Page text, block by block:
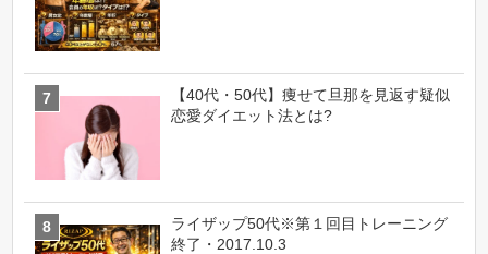
【40代・50代】痩せて旦那を見返す疑似
恋愛ダイエット法とは?
ライザップ50代※第１回目トレーニング
終了・2017.10.3